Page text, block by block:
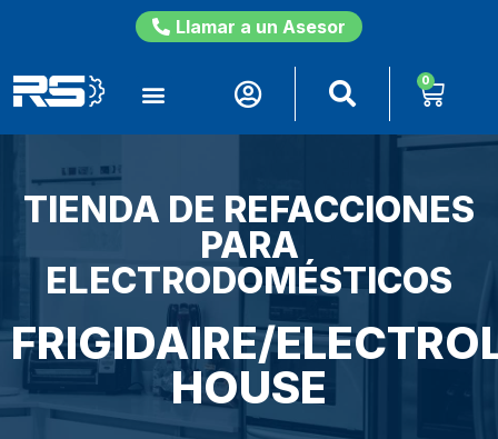
Llamar a un Asesor
0
TIENDA DE REFACCIONES
PARA
ELECTRODOMÉSTICOS
FRIGIDAIRE/
HOUSE